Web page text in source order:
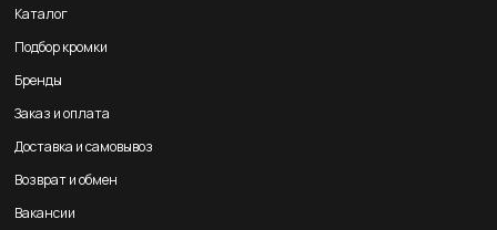
Каталог
Подбор кромки
Бренды
Заказ и оплата
Доставка и самовывоз
Возврат и обмен
Вакансии